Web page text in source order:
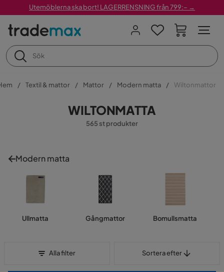
Utemöblerna ska bort! LAGERRENSNING från 799:– →
Textil & mattor Mattor Modern matta Wiltonmattor
WILTONMATTA
565 st produkter
Modern matta
Ullmatta Gångmattor Bomullsmatta
Alla filter Sortera efter